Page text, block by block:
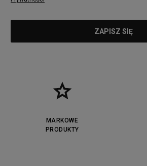
MARKOWE
PRODUKTY